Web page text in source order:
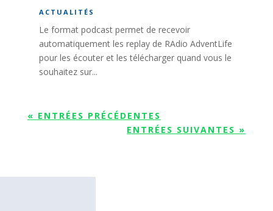
ACTUALITÉS
Le format podcast permet de recevoir
automatiquement les replay de RAdio AdventLife
pour les écouter et les télécharger quand vous le
souhaitez sur...
« ENTRÉES PRÉCÉDENTES
ENTRÉES SUIVANTES »